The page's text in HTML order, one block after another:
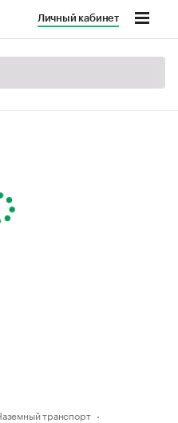
Личный кабинет
транспорт